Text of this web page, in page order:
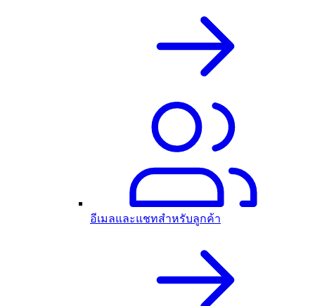
อีเมลและแชทสำหรับลูกค้า